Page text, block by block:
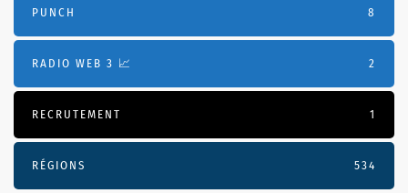
PUNCH 8
RADIO WEB 3 📈 2
RECRUTEMENT 1
RÉGIONS 534